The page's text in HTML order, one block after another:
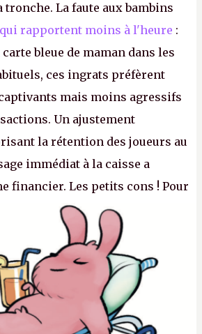
La faute aux bambins
qui rapportent moins à l'heure :
bleue de maman dans les
ces ingrats préfèrent
mais moins agressifs
Un ajustement
la rétention des joueurs au
immédiat à la caisse a
financier. Les petits cons ! Pour
David Baszucki peut compter
jeu en Russie et l'explosion des
%). L'avenir appartient donc
sont jamais que des enfants
P.